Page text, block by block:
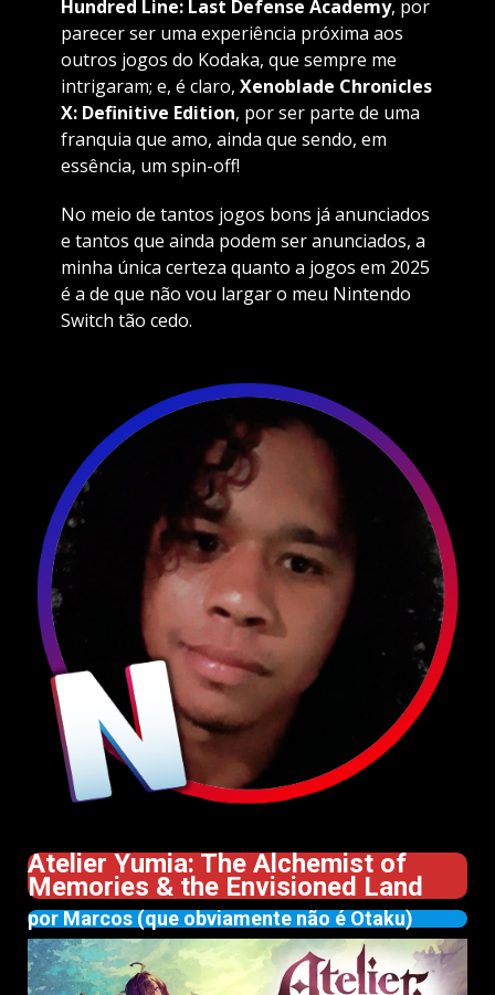
Hundred Line: Last Defense Academy, por
parecer ser uma experiência próxima aos
outros jogos do Kodaka, que sempre me
intrigaram; e, é claro, Xenoblade Chronicles
X: Definitive Edition, por ser parte de uma
franquia que amo, ainda que sendo, em
essência, um spin-off!
No meio de tantos jogos bons já anunciados
e tantos que ainda podem ser anunciados, a
minha única certeza quanto a jogos em 2025
é a de que não vou largar o meu Nintendo
Switch tão cedo.
Atelier Yumia: The Alchemist of
Memories & the Envisioned Land
por Marcos (que obviamente não é Otaku)